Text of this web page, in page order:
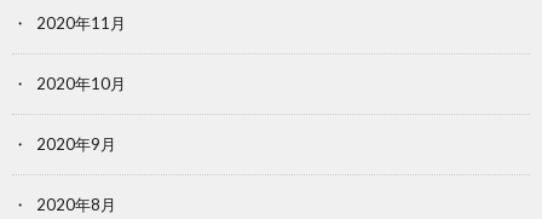
2020年11月
2020年10月
2020年9月
2020年8月